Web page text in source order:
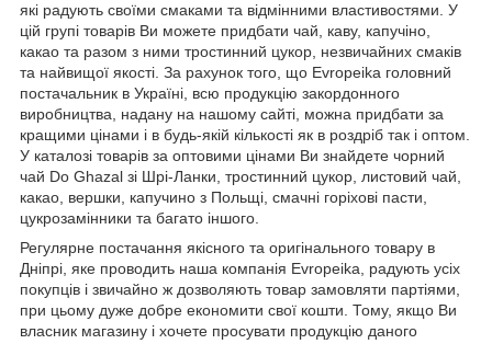
які радують своїми смаками та відмінними властивостями. У
цій групі товарів Ви можете придбати чай, каву, капучіно,
какао та разом з ними тростинний цукор, незвичайних смаків
та найвищої якості. За рахунок того, що Evropeika головний
постачальник в Україні, всю продукцію закордонного
виробництва, надану на нашому сайті, можна придбати за
кращими цінами і в будь-якій кількості як в роздріб так і оптом.
У каталозі товарів за оптовими цінами Ви знайдете чорний
чай Do Ghazal зі Шрі-Ланки, тростинний цукор, листовий чай,
какао, вершки, капучино з Польщі, смачні горіхові пасти,
цукрозамінники та багато іншого.
Регулярне постачання якісного та оригінального товару в
Дніпрі, яке проводить наша компанія Evropeika, радують усіх
покупців і звичайно ж дозволяють товар замовляти партіями,
при цьому дуже добре економити свої кошти. Тому, якщо Ви
власник магазину і хочете просувати продукцію даного